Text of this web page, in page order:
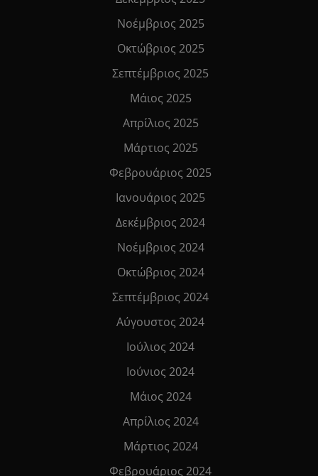
Νοέμβριος 2025
Οκτώβριος 2025
Σεπτέμβριος 2025
Μάιος 2025
Απρίλιος 2025
Μάρτιος 2025
Φεβρουάριος 2025
Ιανουάριος 2025
Δεκέμβριος 2024
Νοέμβριος 2024
Οκτώβριος 2024
Σεπτέμβριος 2024
Αύγουστος 2024
Ιούλιος 2024
Ιούνιος 2024
Μάιος 2024
Απρίλιος 2024
Μάρτιος 2024
Φεβρουάριος 2024